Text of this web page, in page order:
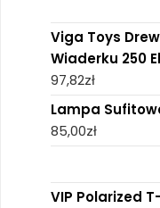
Viga Toys
Wiaderku 250
97,82zł
Lampa
85,00zł
VIP Polarized